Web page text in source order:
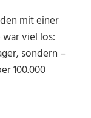
mit einer
war viel los:
sondern –
100.000